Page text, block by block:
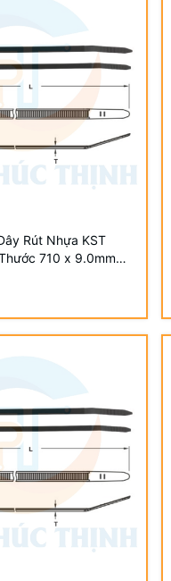
Rút Nhựa KST
710 x 9.0mm
Resistant UV